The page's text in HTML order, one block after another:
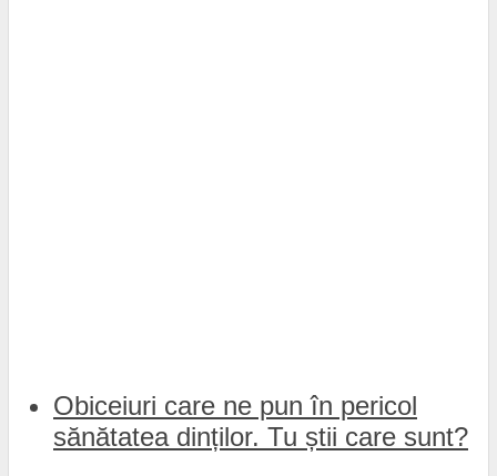
Obiceiuri care ne pun în pericol
sănătatea dinților. Tu știi care sunt?